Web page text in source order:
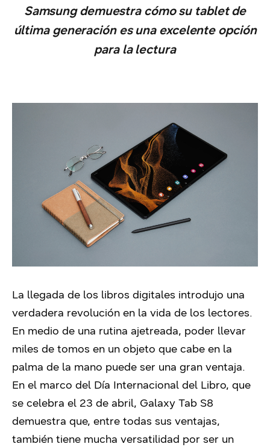
Samsung demuestra cómo su tablet de
última generación es una excelente opción
para la lectura
La llegada de los libros digitales introdujo una
verdadera revolución en la vida de los lectores.
En medio de una rutina ajetreada, poder llevar
miles de tomos en un objeto que cabe en la
palma de la mano puede ser una gran ventaja.
En el marco del Día Internacional del Libro, que
se celebra el 23 de abril, Galaxy Tab S8
demuestra que, entre todas sus ventajas,
también tiene mucha versatilidad por ser un